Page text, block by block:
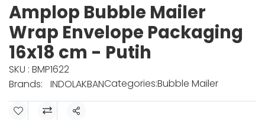
Amplop Bubble Mailer
Wrap Envelope Packaging
16x18 cm - Putih
SKU : BMP1622
Brands:
INDOLAKBANCategories:Bubble Mailer
Share